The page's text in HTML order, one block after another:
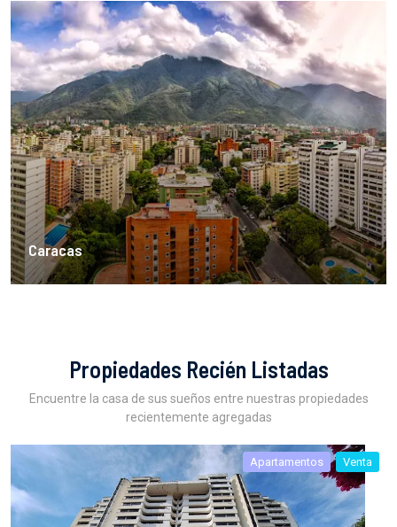
Caracas
Propiedades Recién Listadas
Encuentre la casa de sus sueños entre nuestras propiedades
recientemente agregadas
Apartamentos Venta